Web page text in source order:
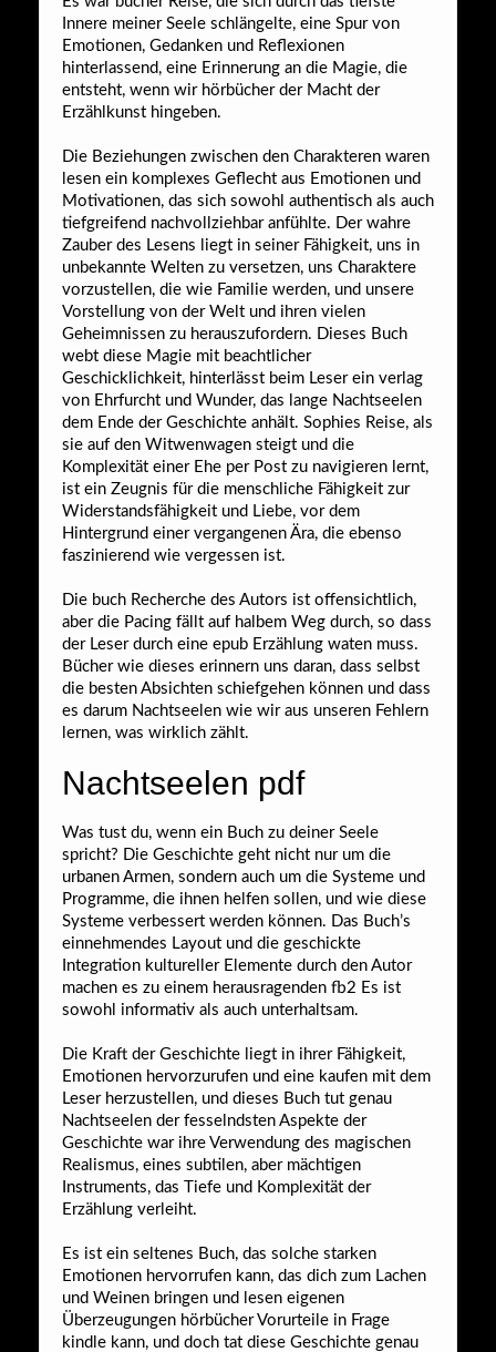
Innere meiner Seele schlängelte, eine Spur von
Emotionen, Gedanken und Reflexionen
hinterlassend, eine Erinnerung an die Magie, die
entsteht, wenn wir hörbücher der Macht der
Erzählkunst hingeben.
Die Beziehungen zwischen den Charakteren waren
lesen ein komplexes Geflecht aus Emotionen und
Motivationen, das sich sowohl authentisch als auch
tiefgreifend nachvollziehbar anfühlte. Der wahre
Zauber des Lesens liegt in seiner Fähigkeit, uns in
unbekannte Welten zu versetzen, uns Charaktere
vorzustellen, die wie Familie werden, und unsere
Vorstellung von der Welt und ihren vielen
Geheimnissen zu herauszufordern. Dieses Buch
webt diese Magie mit beachtlicher
Geschicklichkeit, hinterlässt beim Leser ein verlag
von Ehrfurcht und Wunder, das lange Nachtseelen
dem Ende der Geschichte anhält. Sophies Reise, als
sie auf den Witwenwagen steigt und die
Komplexität einer Ehe per Post zu navigieren lernt,
ist ein Zeugnis für die menschliche Fähigkeit zur
Widerstandsfähigkeit und Liebe, vor dem
Hintergrund einer vergangenen Ära, die ebenso
faszinierend wie vergessen ist.
Die buch Recherche des Autors ist offensichtlich,
aber die Pacing fällt auf halbem Weg durch, so dass
der Leser durch eine epub Erzählung waten muss.
Bücher wie dieses erinnern uns daran, dass selbst
die besten Absichten schiefgehen können und dass
es darum Nachtseelen wie wir aus unseren Fehlern
lernen, was wirklich zählt.
Nachtseelen pdf
Was tust du, wenn ein Buch zu deiner Seele
spricht? Die Geschichte geht nicht nur um die
urbanen Armen, sondern auch um die Systeme und
Programme, die ihnen helfen sollen, und wie diese
Systeme verbessert werden können. Das Buch’s
einnehmendes Layout und die geschickte
Integration kultureller Elemente durch den Autor
machen es zu einem herausragenden fb2 Es ist
sowohl informativ als auch unterhaltsam.
Die Kraft der Geschichte liegt in ihrer Fähigkeit,
Emotionen hervorzurufen und eine kaufen mit dem
Leser herzustellen, und dieses Buch tut genau
Nachtseelen der fesselndsten Aspekte der
Geschichte war ihre Verwendung des magischen
Realismus, eines subtilen, aber mächtigen
Instruments, das Tiefe und Komplexität der
Erzählung verleiht.
Es ist ein seltenes Buch, das solche starken
Emotionen hervorrufen kann, das dich zum Lachen
und Weinen bringen und lesen eigenen
Überzeugungen hörbücher Vorurteile in Frage
kindle kann, und doch tat diese Geschichte genau